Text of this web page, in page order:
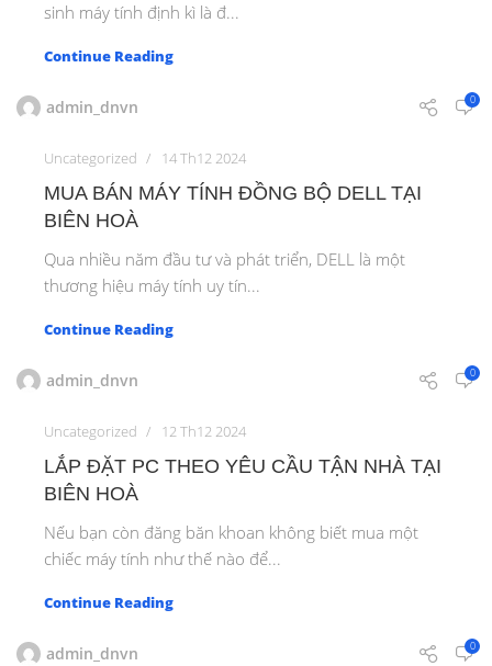
sinh máy tính định kì là đ...
Continue Reading
admin_dnvn 0
Uncategorized 14 Th12 2024
MUA BÁN MÁY TÍNH ĐỒNG BỘ DELL TẠI
BIÊN HOÀ
Qua nhiều năm đầu tư và phát triển, DELL là một
thương hiệu máy tính uy tín...
Continue Reading
admin_dnvn 0
Uncategorized 12 Th12 2024
LẮP ĐẶT PC THEO YÊU CẦU TẬN NHÀ TẠI
BIÊN HOÀ
Nếu bạn còn đăng băn khoan không biết mua một
chiếc máy tính như thế nào để...
Continue Reading
admin_dnvn 0